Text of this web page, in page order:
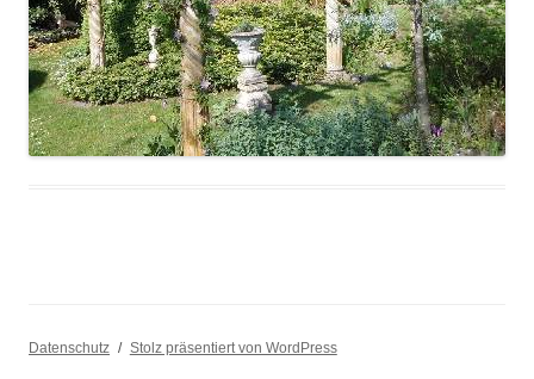
Datenschutz Stolz präsentiert von WordPress